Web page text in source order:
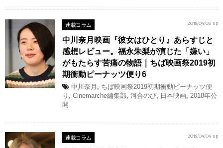
連載コラム 2019/04/05 up
中川奈月映画『彼女はひとり』あらすじと
感想レビュー。福永朱梨が演じた「嫌い」
がもたらす苦痛の物語｜ちば映画祭2019初
期衝動ピーナッツ便り6
中川奈月 , ちば映画祭2019初期衝動ピーナッツ便
り , Cinemarche編集部, 河合のび, 日本映画, 2018年公
開
連載コラム 2019/04/04 up